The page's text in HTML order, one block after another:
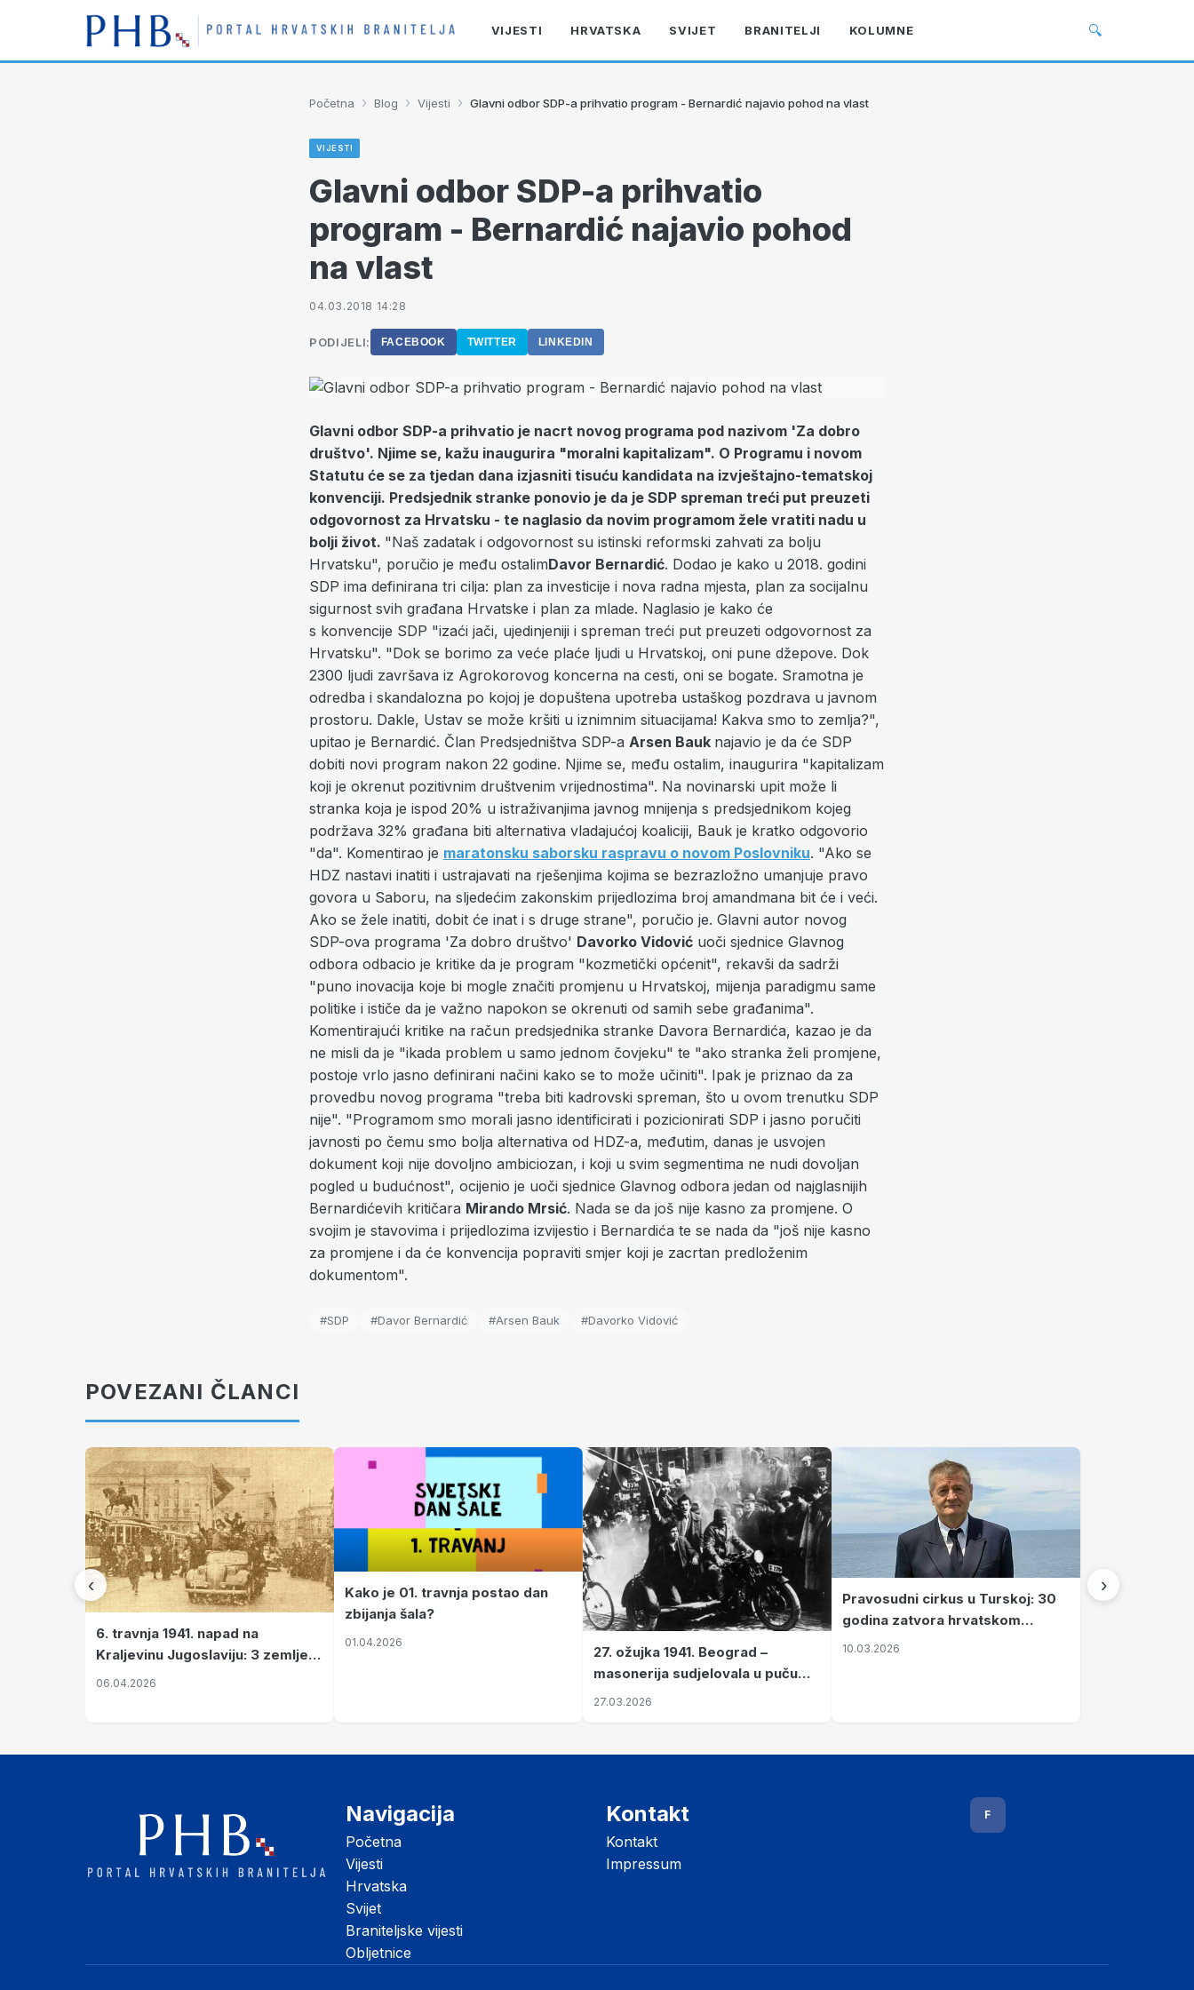
VIJESTI HRVATSKA SVIJET BRANITELJI KOLUMNE 🔍
Početna › Blog › Vijesti › Glavni odbor SDP-a prihvatio program - Bernardić najavio pohod na vlast
VIJESTI
Glavni odbor SDP-a prihvatio
program - Bernardić najavio pohod
na vlast
04.03.2018 14:28
PODIJELI: FACEBOOK TWITTER LINKEDIN
Glavni odbor SDP-a prihvatio je nacrt novog programa pod nazivom 'Za dobro
društvo'. Njime se, kažu inaugurira "moralni kapitalizam". O Programu i novom
Statutu će se za tjedan dana izjasniti tisuću kandidata na izvještajno-tematskoj
konvenciji. Predsjednik stranke ponovio je da je SDP spreman treći put preuzeti
odgovornost za Hrvatsku - te naglasio da novim programom žele vratiti nadu u
bolji život. "Naš zadatak i odgovornost su istinski reformski zahvati za bolju
Hrvatsku", poručio je među ostalimDavor Bernardić. Dodao je kako u 2018. godini
SDP ima definirana tri cilja: plan za investicije i nova radna mjesta, plan za socijalnu
sigurnost svih građana Hrvatske i plan za mlade. Naglasio je kako će
s konvencije SDP "izaći jači, ujedinjeniji i spreman treći put preuzeti odgovornost za
Hrvatsku". "Dok se borimo za veće plaće ljudi u Hrvatskoj, oni pune džepove. Dok
2300 ljudi završava iz Agrokorovog koncerna na cesti, oni se bogate. Sramotna je
odredba i skandalozna po kojoj je dopuštena upotreba ustaškog pozdrava u javnom
prostoru. Dakle, Ustav se može kršiti u iznimnim situacijama! Kakva smo to zemlja?",
upitao je Bernardić. Član Predsjedništva SDP-a Arsen Bauk najavio je da će SDP
dobiti novi program nakon 22 godine. Njime se, među ostalim, inaugurira "kapitalizam
koji je okrenut pozitivnim društvenim vrijednostima". Na novinarski upit može li
stranka koja je ispod 20% u istraživanjima javnog mnijenja s predsjednikom kojeg
podržava 32% građana biti alternativa vladajućoj koaliciji, Bauk je kratko odgovorio
"da". Komentirao je maratonsku saborsku raspravu o novom Poslovniku. "Ako se
HDZ nastavi inatiti i ustrajavati na rješenjima kojima se bezrazložno umanjuje pravo
govora u Saboru, na sljedećim zakonskim prijedlozima broj amandmana bit će i veći.
Ako se žele inatiti, dobit će inat i s druge strane", poručio je. Glavni autor novog
SDP-ova programa 'Za dobro društvo' Davorko Vidović uoči sjednice Glavnog
odbora odbacio je kritike da je program "kozmetički općenit", rekavši da sadrži
"puno inovacija koje bi mogle značiti promjenu u Hrvatskoj, mijenja paradigmu same
politike i ističe da je važno napokon se okrenuti od samih sebe građanima".
Komentirajući kritike na račun predsjednika stranke Davora Bernardića, kazao je da
ne misli da je "ikada problem u samo jednom čovjeku" te "ako stranka želi promjene,
postoje vrlo jasno definirani načini kako se to može učiniti". Ipak je priznao da za
provedbu novog programa "treba biti kadrovski spreman, što u ovom trenutku SDP
nije". "Programom smo morali jasno identificirati i pozicionirati SDP i jasno poručiti
javnosti po čemu smo bolja alternativa od HDZ-a, međutim, danas je usvojen
dokument koji nije dovoljno ambiciozan, i koji u svim segmentima ne nudi dovoljan
pogled u budućnost", ocijenio je uoči sjednice Glavnog odbora jedan od najglasnijih
Bernardićevih kritičara Mirando Mrsić. Nada se da još nije kasno za promjene. O
svojim je stavovima i prijedlozima izvijestio i Bernardića te se nada da "još nije kasno
za promjene i da će konvencija popraviti smjer koji je zacrtan predloženim
dokumentom".
#SDP #Davor Bernardić #Arsen Bauk #Davorko Vidović
POVEZANI ČLANCI
‹
6. travnja 1941. napad na
Kraljevinu Jugoslaviju: 3 zemlje
nastale njenim raspadom
06.04.2026
Kako je 01. travnja postao dan
zbijanja šala?
01.04.2026
27. ožujka 1941. Beograd –
masonerija sudjelovala u puču
koji je Jugoslaviju odveo u krvavi
27.03.2026
Pravosudni cirkus u Turskoj: 30
godina zatvora hrvatskom
kapetanu kojeg su sami pustili
10.03.2026
›
Navigacija
Početna
Vijesti
Hrvatska
Svijet
Braniteljske vijesti
Obljetnice
Kontakt
Kontakt
Impressum
F